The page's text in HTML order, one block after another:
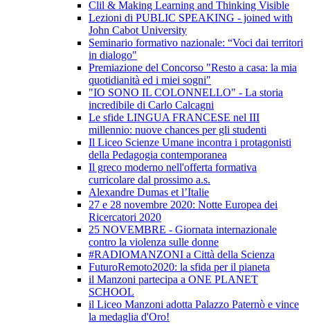
Clil & Making Learning and Thinking Visible
Lezioni di PUBLIC SPEAKING - joined with
John Cabot University
Seminario formativo nazionale: “Voci dai territori
in dialogo"
Premiazione del Concorso "Resto a casa: la mia
quotidianità ed i miei sogni"
"IO SONO IL COLONNELLO" - La storia
incredibile di Carlo Calcagni
Le sfide LINGUA FRANCESE nel III
millennio: nuove chances per gli studenti
Il Liceo Scienze Umane incontra i protagonisti
della Pedagogia contemporanea
Il greco moderno nell'offerta formativa
curricolare dal prossimo a.s.
Alexandre Dumas et l’Italie
27 e 28 novembre 2020: Notte Europea dei
Ricercatori 2020
25 NOVEMBRE - Giornata internazionale
contro la violenza sulle donne
#RADIOMANZONI a Città della Scienza
FuturoRemoto2020: la sfida per il pianeta
il Manzoni partecipa a ONE PLANET
SCHOOL
il Liceo Manzoni adotta Palazzo Paternò e vince
la medaglia d'Oro!